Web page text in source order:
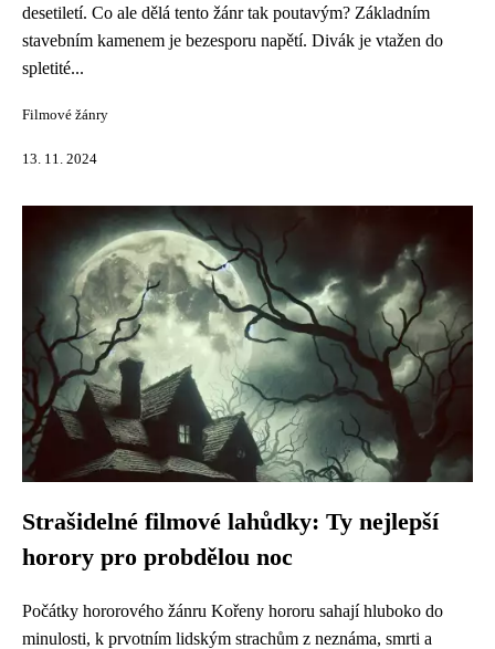
desetiletí. Co ale dělá tento žánr tak poutavým? Základním
stavebním kamenem je bezesporu napětí. Divák je vtažen do
spletité...
Filmové žánry
13. 11. 2024
Strašidelné filmové lahůdky: Ty nejlepší
horory pro probdělou noc
Počátky hororového žánru Kořeny hororu sahají hluboko do
minulosti, k prvotním lidským strachům z neznáma, smrti a